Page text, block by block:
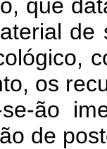
que
os
ão
de